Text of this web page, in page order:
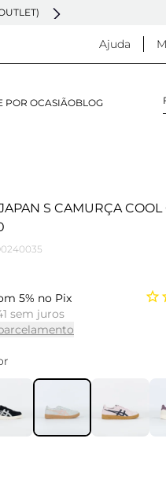
Ajuda
POR OCASIÃOBLOG
S CAMURÇA
5% no Pix
sem juros